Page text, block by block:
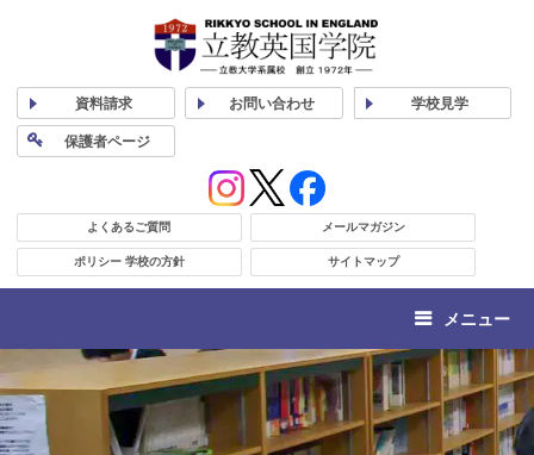
資料請求 お問い合わせ 学校見学
保護者ページ
よくあるご質問 メールマガジン
ポリシー 学校の方針 サイトマップ
メニュー